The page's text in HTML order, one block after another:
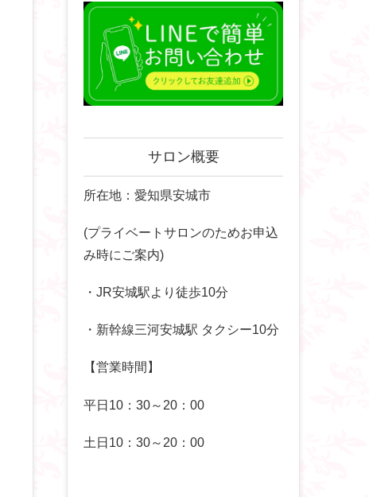
サロン概要
所在地：愛知県安城市
(プライベートサロンのためお申込
み時にご案内)
・JR安城駅より徒歩10分
・新幹線三河安城駅 タクシー10分
【営業時間】
平日10：30～20：00
土日10：30～20：00